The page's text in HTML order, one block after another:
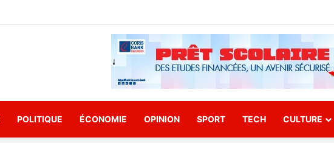
POLITIQUE ÉCONOMIE OPINION SPORT TECH CULTURE